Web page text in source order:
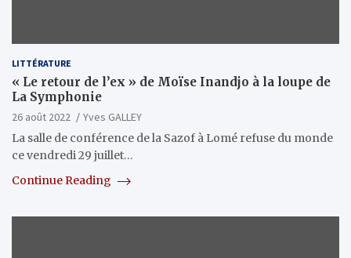
LITTÉRATURE
« Le retour de l’ex » de Moïse Inandjo à la loupe de
La Symphonie
26 août 2022
Yves GALLEY
La salle de conférence de la Sazof à Lomé refuse du monde
ce vendredi 29 juillet…
Continue Reading